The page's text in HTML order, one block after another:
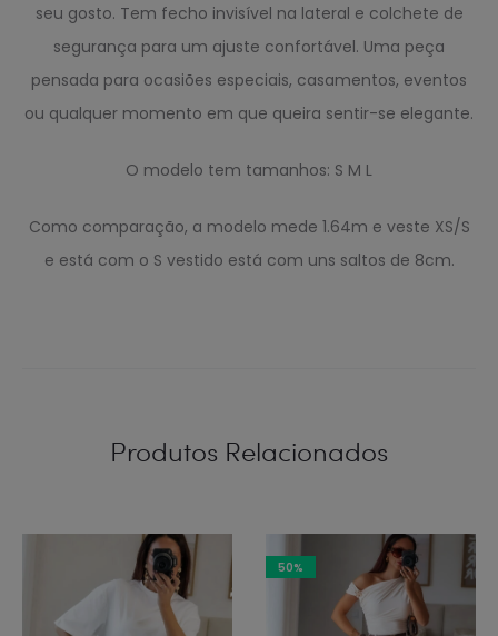
seu gosto. Tem fecho invisível na lateral e colchete de
segurança para um ajuste confortável. Uma peça
pensada para ocasiões especiais, casamentos, eventos
ou qualquer momento em que queira sentir-se elegante.
O modelo tem tamanhos: S M L
Como comparação, a modelo mede 1.64m e veste XS/S
e está com o S vestido está com uns saltos de 8cm.
Produtos Relacionados
50%